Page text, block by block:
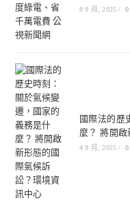
8 9 月, 2025 / 0
國際法的歷
麼？ 將開
4 9 月, 2025 / 0